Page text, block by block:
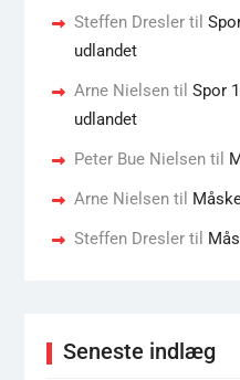
Steffen Dreslertil
udlandet
Arne Nielsentil Spor
udlandet
Peter Bue Nielsentil
Arne Nielsentil
Steffen Dreslertil
Seneste indlæg